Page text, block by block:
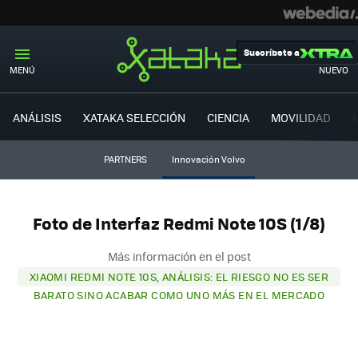
MENÚ NUEVO
Suscríbete a
ANÁLISIS XATAKA SELECCIÓN CIENCIA MOVILIDAD
PARTNERS Innovación Volvo
Foto de Interfaz Redmi Note 10S (1/8)
Más información en el post
XIAOMI REDMI NOTE 10S, ANÁLISIS: EL RIESGO NO ES SER
BARATO SINO ACABAR COMO UNO MÁS EN EL MERCADO